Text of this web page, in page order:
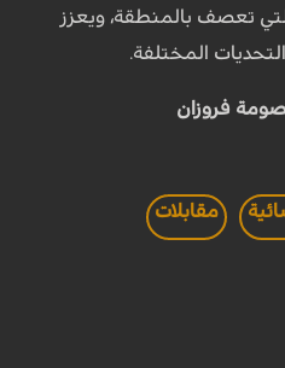
التي تعصف بالمنطقة، ويعزز
المختلفة.
فروزان
مقابلات